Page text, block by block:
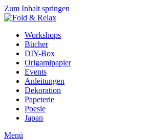
Zum Inhalt springen
Workshops
Bücher
DIY-Box
Origamipapier
Events
Anleitungen
Dekoration
Papeterie
Poesie
Japan
Menü